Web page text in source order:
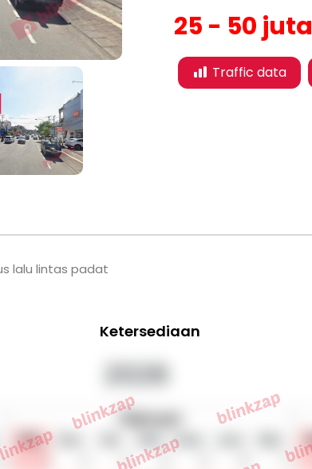
25 - 50 juta
Traffic data
lalu lintas padat
Ketersediaan